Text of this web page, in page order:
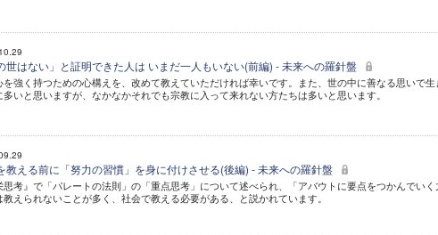
世はない」と証明できた人は いまだ一人もいない(前編) - 未来への羅針盤
を強く持つための心構えを、改めて教えていただければ幸いです。また、世の中に善なる思いで生
多いと思いますが、なかなかそれでも宗教に入って来れない方たちは多いと思います。
教える前に「努力の習慣」を身に付けさせる(後編) - 未来への羅針盤
思考』で「パレートの法則」の「重点思考」について述べられ、「アバウトに要点をつかんでい
教えられないことが多く、社会で教える必要がある、と説かれています。